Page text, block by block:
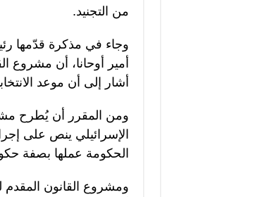
من التجنيد.
وجاء في مذكرة قدّمها
أمير أوحانا، أن مشروع
أشار إلى أن موعد
ومن المقرر أن يُطرح
الحكومة عملها بصفة
ومشروع القانون